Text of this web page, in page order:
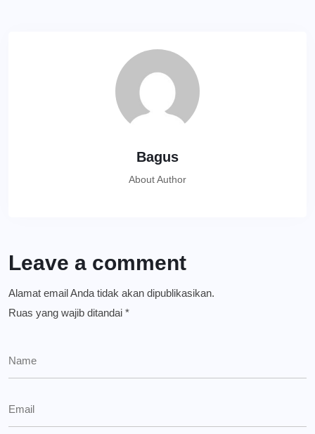
Bagus
About Author
Leave a comment
Alamat email Anda tidak akan dipublikasikan.
Ruas yang wajib ditandai *